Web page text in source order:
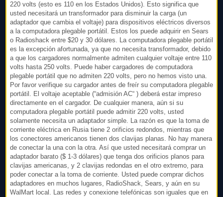
220 volts (esto es 110 en los Estados Unidos). Esto significa que
usted necesitará un transformador para disminuir la carga (un
adaptador que cambia el voltaje) para dispositivos eléctricos diversos
a la computadora plegable portátil. Estos los puede adquirir en Sears
o Radioshack entre $20 y 30 dólares. La computadora plegable portátil
es la excepción afortunada, ya que no necesita transformador, debido
a que los cargadores normalmente admiten cualquier voltaje entre 110
volts hasta 250 volts. Puede haber cargadores de computadora
plegable portátil que no admiten 220 volts, pero no hemos visto una.
Por favor verifique su cargador antes de freír su computadora plegable
portátil. El voltaje aceptable (“admisión AC“ ) deberá estar impreso
directamente en el cargador. De cualquier manera, aún si su
computadora plegable portátil puede admitir 220 volts, usted
solamente necesita un adaptador simple. La razón es que la toma de
corriente eléctrica en Rusia tiene 2 orificios redondos, mientras que
los conectores americanos tienen dos clavijas planas. No hay manera
de conectar la una con la otra. Así que usted necesitará comprar un
adaptador barato ($ 1-3 dólares) que tenga dos orificios planos para
clavijas americanas, y 2 clavijas redondas en el otro extremo, para
poder conectar a la toma de corriente. Usted puede comprar dichos
adaptadores en muchos lugares, RadioShack, Sears, y aún en su
WalMart local. Las redes y conexione telefónicas son iguales que en